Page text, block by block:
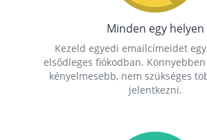
Minden egy helyen
Kezeld egyedi emailcímeidet
elsődleges fiókodban.
kényelmesebb, nem szükséges
jelentkezni.